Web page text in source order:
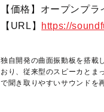
【価格】オープンプラ
【URL】
https://
独自開発の曲面振動板を搭載
おり、従来型のスピーカとま
で聞き取りやすいサウンドを